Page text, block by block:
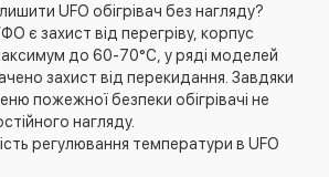
UFO обігрівач без нагляду?
є захист від перегріву, корпус
до 60-70°С, у ряді моделей
захист від перекидання. Завдяки
пожежної безпеки обігрівачі не
нагляду.
регулювання температури в UFO